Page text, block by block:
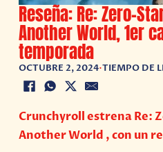
Reseña: Re: Zero-
Another World, 1er
temporada
OCTUBRE 2, 2024•TIEMPO DE
Crunchyroll estrena Re:
Another World , con un